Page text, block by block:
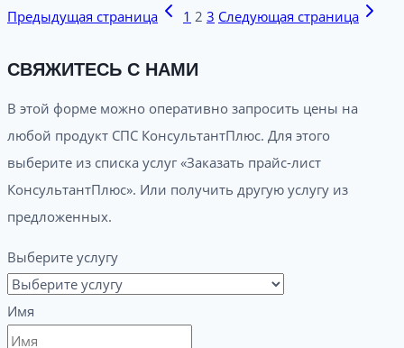
Предыдущая страница 1 2 3 Следующая страница
СВЯЖИТЕСЬ С НАМИ
В этой форме можно оперативно запросить цены на
любой продукт СПС КонсультантПлюс. Для этого
выберите из списка услуг «Заказать прайс-лист
КонсультантПлюс». Или получить другую услугу из
предложенных.
Выберите услугу
Имя